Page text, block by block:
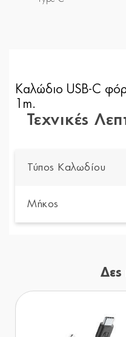
Καλώδιο USB-C
1m.
Τεχνικές
Τύπος Καλωδίου
Μήκος
Δες